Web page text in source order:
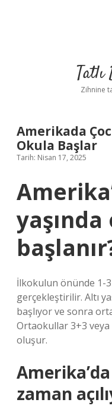
Zihnine
Amerikada
Okula Başlar
Tarih: Nisan 17, 2025
İlkokulun önünde 1-
gerçekleştirilir. Altı
başlıyor ve sonra
Ortaokullar 3+3 veya
oluşur.
zaman